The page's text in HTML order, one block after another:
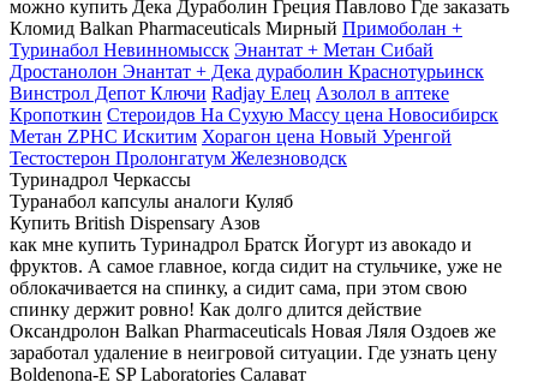
можно купить Дека Дураболин Греция Павлово Где заказать
Кломид Balkan Pharmaceuticals Мирный Примоболан +
Туринабол Невинномысск Энантат + Метан Сибай
Дростанолон Энантат + Дека дураболин Краснотурьинск
Винстрол Депот Ключи Radjay Елец Азолол в аптеке
Кропоткин Стероидов На Сухую Массу цена Новосибирск
Метан ZPHC Искитим Хорагон цена Новый Уренгой
Тестостерон Пролонгатум Железноводск
Туринадрол Черкассы
Туранабол капсулы аналоги Куляб
Купить British Dispensary Азов
как мне купить Туринадрол Братск Йогурт из авокадо и
фруктов. А самое главное, когда сидит на стульчике, уже не
облокачивается на спинку, а сидит сама, при этом свою
спинку держит ровно! Как долго длится действие
Оксандролон Balkan Pharmaceuticals Новая Ляля Оздоев же
заработал удаление в неигровой ситуации. Где узнать цену
Boldenona-E SP Laboratories Салават